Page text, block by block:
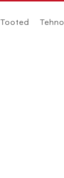
Tooted